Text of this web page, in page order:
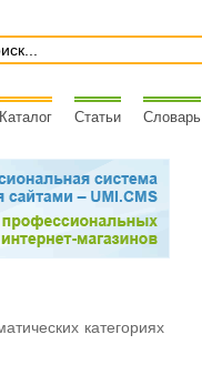
Каталог Статьи Словарь
категориях